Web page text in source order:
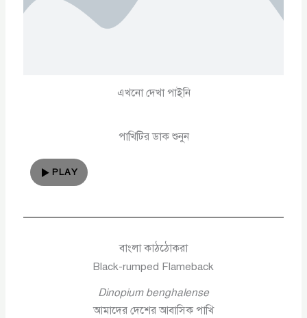
এখনো দেখা পাইনি
পাখিটির ডাক শুনুন
PLAY
বাংলা কাঠঠোকরা
Black-rumped Flameback
Dinopium benghalense
আমাদের দেশের আবাসিক পাখি